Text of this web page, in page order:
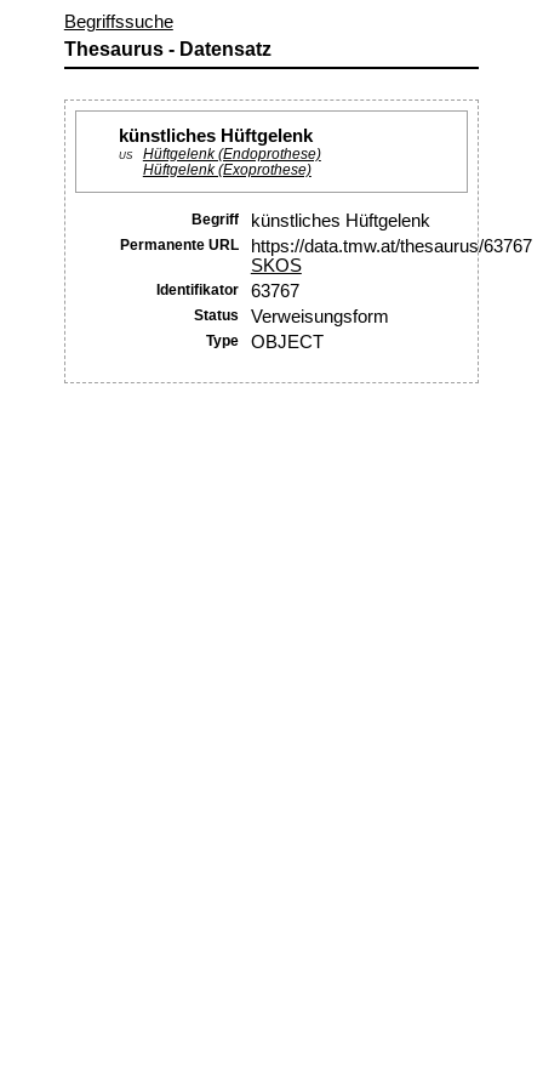
Begriffssuche
Thesaurus - Datensatz
künstliches Hüftgelenk
US
Hüftgelenk (Endoprothese)
Hüftgelenk (Exoprothese)
Begriff künstliches Hüftgelenk
Permanente URL
https://data.tmw.at/thesaurus/63767
SKOS
Identifikator 63767
Status Verweisungsform
Type OBJECT